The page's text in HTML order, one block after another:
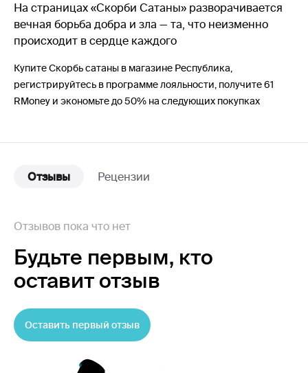
На страницах «Скорби Сатаны» разворачивается
вечная борьба добра и зла — та, что неизменно
происходит в сердце каждого
Купите Скорбь сатаны в магазине Республика,
регистрируйтесь в программе лояльности, получите 61
RMoney и экономьте до 50% на следующих покупках
Отзывы Рецензии
Отзывов пока что нет
Будьте первым, кто
оставит отзыв
Оставить первый отзыв